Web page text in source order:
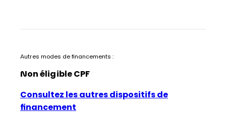
Autres modes de financements :
Non éligible CPF
Consultez les autres dispositifs de
financement